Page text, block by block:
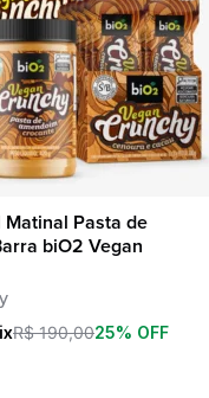
RÁPIDA
Pasta de
biO2 Vegan
R$190,0025% OFF